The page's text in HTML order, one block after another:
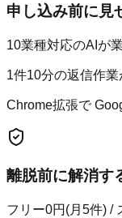
申し込み前に見
10業種対応のAIが
1件10分の返信作
Chrome拡張で
離脱前に解消す
フリー0円(月5件) /